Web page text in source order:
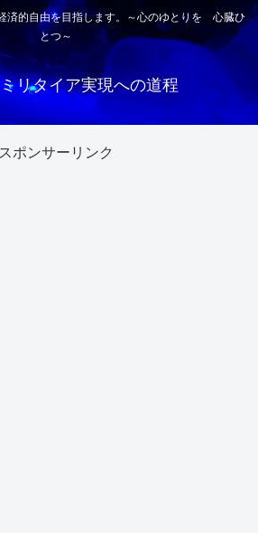
済的自由を目指します。～心のゆとりを 心臓ひ
とつ～
リタイア実現への道程
スポンサーリンク